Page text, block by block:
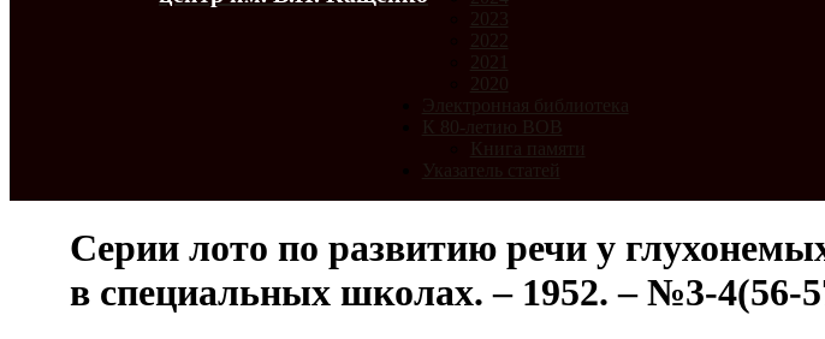
2023
2022
2021
2020
Электронная библиотека
К 80-летию ВОВ
Книга памяти
Указатель статей
Серии лото по развитию речи у
в специальных школах. – 1952. – №3-4(56-